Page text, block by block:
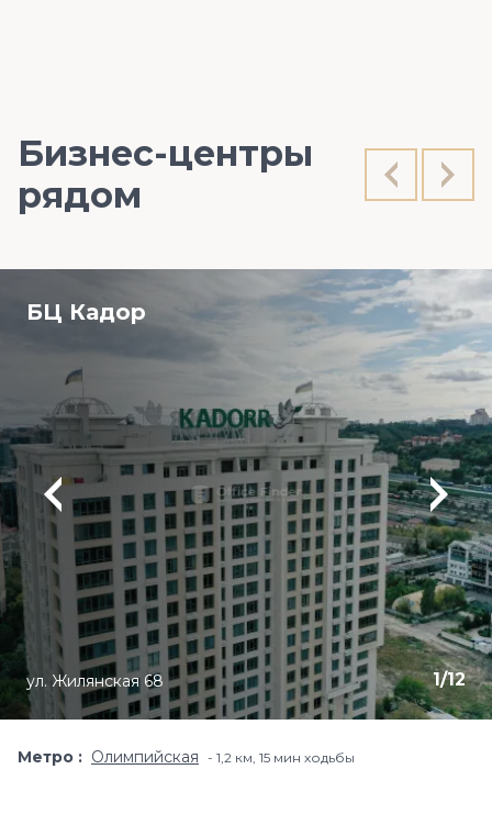
Бизнес-центры
рядом
БЦ Кадор
1/12
ул. Жилянская 68
Метро Олимпийская 1,2 км, 15 мин ходьбы